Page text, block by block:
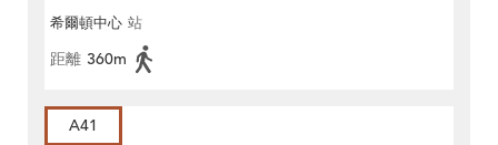
希爾頓中心 站
距離 360m
A41